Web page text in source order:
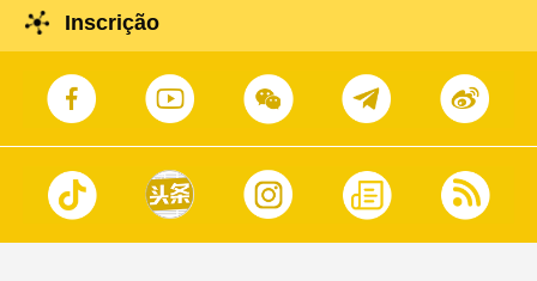
Inscrição